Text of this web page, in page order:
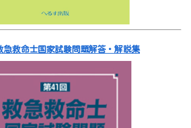
急救命士国家試験問題解答・解説集